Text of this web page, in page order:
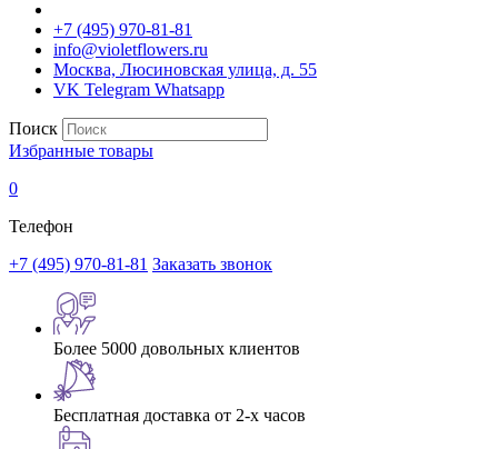
+7 (495) 970-81-81
info@violetflowers.ru
Москва, Люсиновская улица, д. 55
VK Telegram Whatsapp
Поиск
Избранные товары
0
Телефон
+7 (495) 970-81-81 Заказать звонок
Более 5000 довольных клиентов
Бесплатная доставка от 2-х часов